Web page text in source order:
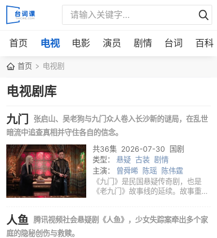
首页 电视 电影 演员 剧情 台词 百科
首页 电视剧
电视剧库
九门
张启山、吴老狗与九门众人卷入长沙新的谜局，在乱世
暗流中追查真相并守住各自的信念。
共36集 2026-07-30
国剧
类型： 悬疑 古装 剧情
主演：
曾舜晞 陈瑶 陈伟霆
《九门》是民国悬疑传奇剧，也是
《老九门》故事线的延续。故事重新
足；暗地里，古墓线索、旧日恩怨与
人鱼 腾讯视频社会悬疑剧《人鱼》，少女失踪案牵出多个家
庭的隐秘创伤与救赎。